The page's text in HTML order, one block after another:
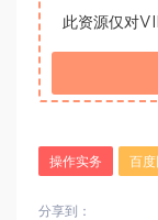
此资源仅对
操作实务 百度
分享到：